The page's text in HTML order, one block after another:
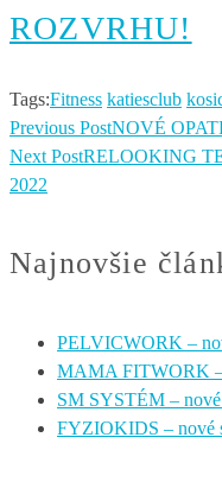
ROZVRHU!
Tags:Fitness katiesclub
Previous PostNOVÉ
Next PostRELOOKING
2022
Najnovšie
PELVICWORK –
MAMA FITWORK –
SM SYSTÉM –
FYZIOKIDS – nové